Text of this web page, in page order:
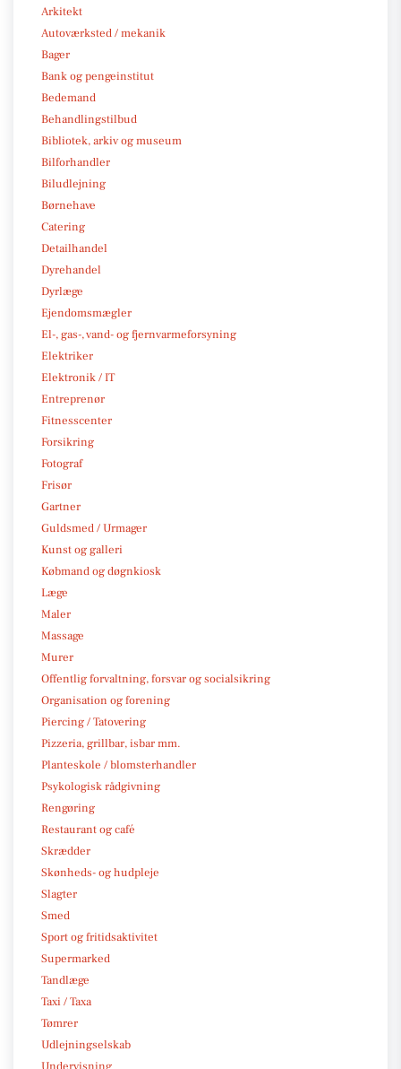
Arkitekt
Autoværksted / mekanik
Bager
Bank og pengeinstitut
Bedemand
Behandlingstilbud
Bibliotek, arkiv og museum
Bilforhandler
Biludlejning
Børnehave
Catering
Detailhandel
Dyrehandel
Dyrlæge
Ejendomsmægler
El-, gas-, vand- og fjernvarmeforsyning
Elektriker
Elektronik / IT
Entreprenør
Fitnesscenter
Forsikring
Fotograf
Frisør
Gartner
Guldsmed / Urmager
Kunst og galleri
Købmand og døgnkiosk
Læge
Maler
Massage
Murer
Offentlig forvaltning, forsvar og socialsikring
Organisation og forening
Piercing / Tatovering
Pizzeria, grillbar, isbar mm.
Planteskole / blomsterhandler
Psykologisk rådgivning
Rengøring
Restaurant og café
Skrædder
Skønheds- og hudpleje
Slagter
Smed
Sport og fritidsaktivitet
Supermarked
Tandlæge
Taxi / Taxa
Tømrer
Udlejningselskab
Undervisning